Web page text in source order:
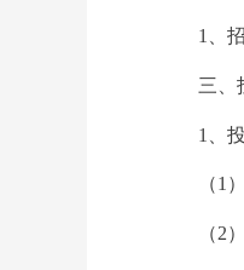
1、
三、
1、
（1
（2